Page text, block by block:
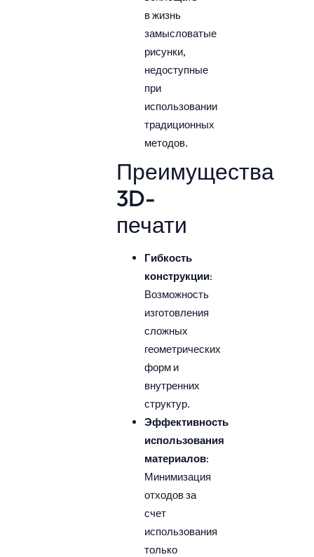
в жизнь
замысловатые
рисунки,
недоступные
при
использовании
традиционных
методов.
Преимущества
3D-
печати
Гибкость
конструкции:
Возможность
изготовления
сложных
геометрических
форм и
внутренних
структур.
Эффективность
использования
материалов:
Минимизация
отходов за
счет
использования
только